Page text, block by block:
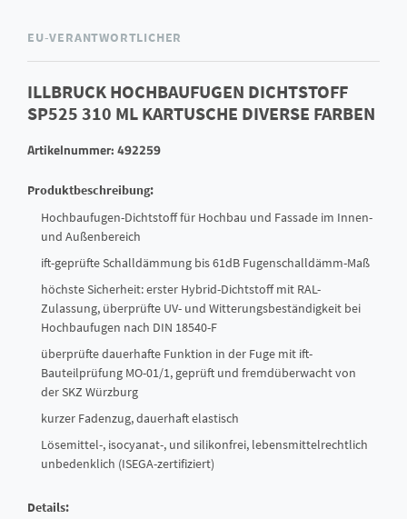
EU-VERANTWORTLICHER
ILLBRUCK HOCHBAUFUGEN DICHTSTOFF
SP525 310 ML KARTUSCHE DIVERSE FARBEN
Artikelnummer: 492259
Produktbeschreibung:
Hochbaufugen-Dichtstoff für Hochbau und Fassade im Innen-
und Außenbereich
ift-geprüfte Schalldämmung bis 61dB Fugenschalldämm-Maß
höchste Sicherheit: erster Hybrid-Dichtstoff mit RAL-
Zulassung, überprüfte UV- und Witterungsbeständigkeit bei
Hochbaufugen nach DIN 18540-F
überprüfte dauerhafte Funktion in der Fuge mit ift-
Bauteilprüfung MO-01/1, geprüft und fremdüberwacht von
der SKZ Würzburg
kurzer Fadenzug, dauerhaft elastisch
Lösemittel-, isocyanat-, und silikonfrei, lebensmittelrechtlich
unbedenklich (ISEGA-zertifiziert)
Details: